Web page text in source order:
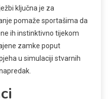
ključna je za
pomaže sportašima da
ih instinktivno tijekom
zamke poput
u simulaciji stvarnih